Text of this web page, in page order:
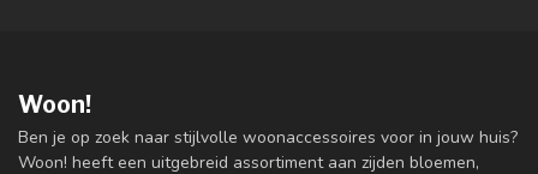
Woon!
Ben je op zoek naar stijlvolle woonaccessoires voor in jouw huis?
Woon! heeft een uitgebreid assortiment aan zijden bloemen,